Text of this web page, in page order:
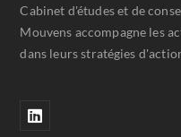
Cabinet d'études et de
Mouvens accompagne les
dans leurs stratégies